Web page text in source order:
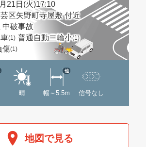
21日(火)17:10
区矢野町寺屋敷 付近
中破事故
(1) 普通自動二輪小(1)
傷(1)
晴 幅～5.5m
他
信号なし
地図で見る